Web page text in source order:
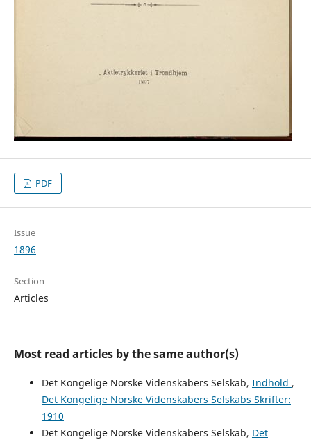
PDF
Issue
1896
Section
Articles
Most read articles by the same author(s)
Det Kongelige Norske Videnskabers Selskab, Indhold ,
Det Kongelige Norske Videnskabers Selskabs Skrifter:
1910
Det Kongelige Norske Videnskabers Selskab, Det